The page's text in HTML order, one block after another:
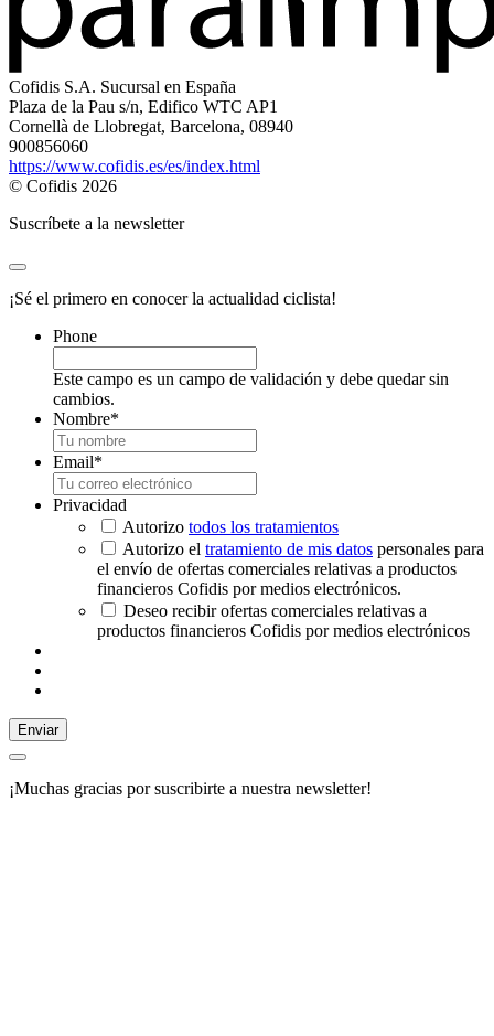
Cofidis S.A. Sucursal en España
Plaza de la Pau s/n, Edifico WTC AP1
Cornellà de Llobregat, Barcelona, 08940
900856060
https://www.cofidis.es/es/index.html
© Cofidis 2026
Suscríbete a la newsletter
¡Sé el primero en conocer la actualidad ciclista!
Phone
Este campo es un campo de validación y debe quedar sin
cambios.
Nombre*
Email*
Privacidad
Autorizo todos los tratamientos
Autorizo el tratamiento de mis datos personales para
el envío de ofertas comerciales relativas a productos
financieros Cofidis por medios electrónicos.
Deseo recibir ofertas comerciales relativas a
productos financieros Cofidis por medios electrónicos
Enviar
¡Muchas gracias por suscribirte a nuestra newsletter!